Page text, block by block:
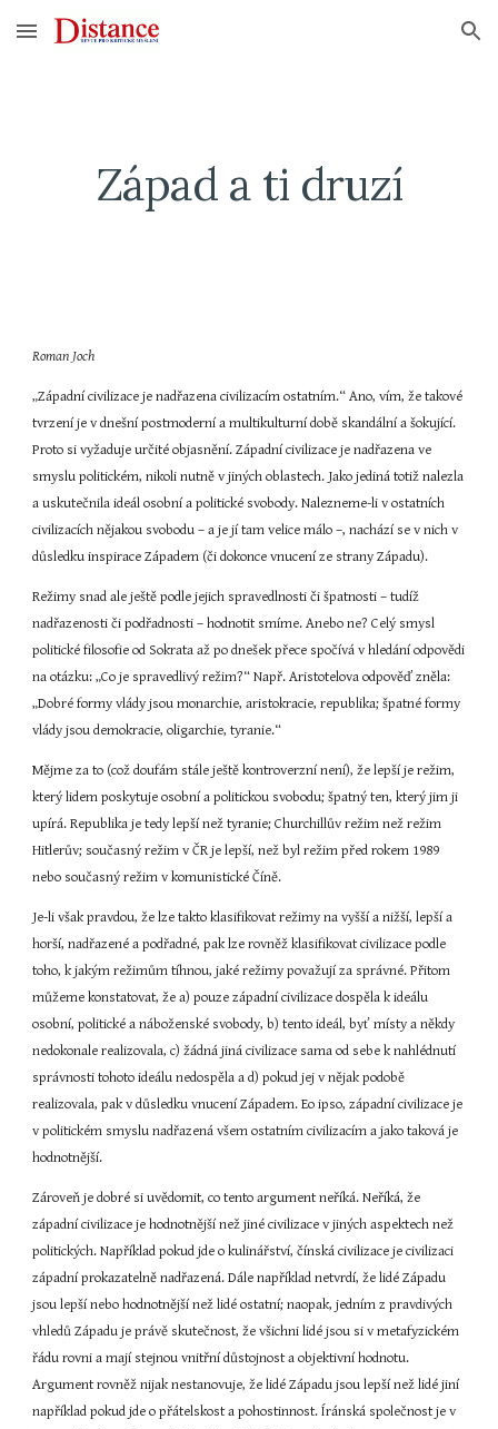
Skip to main content Skip to navigation
Západ a ti druzí
Roman Joch
„Západní civilizace je nadřazena civilizacím ostatním.“ Ano, vím, že takové
tvrzení je v dnešní postmoderní a multikulturní době skandální a šokující.
Proto si vyžaduje určité objasnění. Západní civilizace je nadřazena ve
smyslu politickém, nikoli nutně v jiných oblastech. Jako jediná totiž nalezla
a uskutečnila ideál osobní a politické svobody. Nalezneme-li v ostatních
civilizacích nějakou svobodu – a je jí tam velice málo –, nachází se v nich v
důsledku inspirace Západem (či dokonce vnucení ze strany Západu).
Režimy snad ale ještě podle jejich spravedlnosti či špatnosti – tudíž
nadřazenosti či podřadnosti – hodnotit smíme. Anebo ne? Celý smysl
politické filosofie od Sokrata až po dnešek přece spočívá v hledání odpovědi
na otázku: „Co je spravedlivý režim?“ Např. Aristotelova odpověď zněla:
„Dobré formy vlády jsou monarchie, aristokracie, republika; špatné formy
vlády jsou demokracie, oligarchie, tyranie.“
Mějme za to (což doufám stále ještě kontroverzní není), že lepší je režim,
který lidem poskytuje osobní a politickou svobodu; špatný ten, který jim ji
upírá. Republika je tedy lepší než tyranie; Churchillův režim než režim
Hitlerův; současný režim v ČR je lepší, než byl režim před rokem 1989
nebo současný režim v komunistické Číně.
Je-li však pravdou, že lze takto klasifikovat režimy na vyšší a nižší, lepší a
horší, nadřazené a podřadné, pak lze rovněž klasifikovat civilizace podle
toho, k jakým režimům tíhnou, jaké režimy považují za správné. Přitom
můžeme konstatovat, že a) pouze západní civilizace dospěla k ideálu
osobní, politické a náboženské svobody, b) tento ideál, byť místy a někdy
nedokonale realizovala, c) žádná jiná civilizace sama od sebe k nahlédnutí
správnosti tohoto ideálu nedospěla a d) pokud jej v nějak podobě
realizovala, pak v důsledku vnucení Západem. Eo ipso, západní civilizace je
v politickém smyslu nadřazená všem ostatním civilizacím a jako taková je
hodnotnější.
Zároveň je dobré si uvědomit, co tento argument neříká. Neříká, že
západní civilizace je hodnotnější než jiné civilizace v jiných aspektech než
politických. Například pokud jde o kulinářství, čínská civilizace je civilizaci
západní prokazatelně nadřazená. Dále například netvrdí, že lidé Západu
jsou lepší nebo hodnotnější než lidé ostatní; naopak, jedním z pravdivých
vhledů Západu je právě skutečnost, že všichni lidé jsou si v metafyzickém
řádu rovni a mají stejnou vnitřní důstojnost a objektivní hodnotu.
Argument rovněž nijak nestanovuje, že lidé Západu jsou lepší než lidé jiní
například pokud jde o přátelskost a pohostinnost. Íránská společnost je v